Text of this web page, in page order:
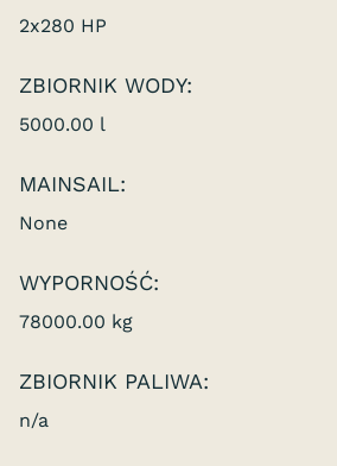
2x280 HP
ZBIORNIK WODY:
5000.00 l
MAINSAIL:
None
WYPORNOŚĆ:
78000.00 kg
ZBIORNIK PALIWA:
n/a